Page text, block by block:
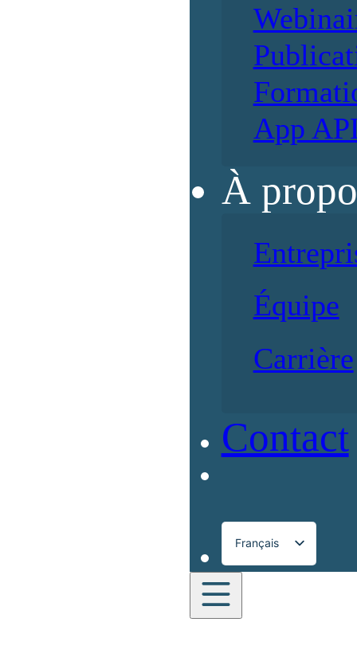
App
À
Équipe
Carrière
Contact
Français
English